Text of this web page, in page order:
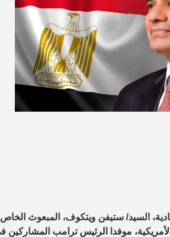
السيد/ ستيفن ويتكوف، المبعوث
موفدا الرئيس ترامب